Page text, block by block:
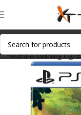
Početna Gaming i igre